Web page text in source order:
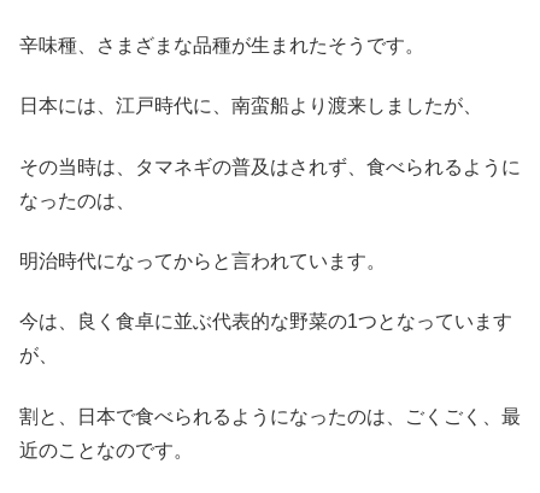
辛味種、さまざまな品種が生まれたそうです。
日本には、江戸時代に、南蛮船より渡来しましたが、
その当時は、タマネギの普及はされず、食べられるように
なったのは、
明治時代になってからと言われています。
今は、良く食卓に並ぶ代表的な野菜の1つとなっています
が、
割と、日本で食べられるようになったのは、ごくごく、最
近のことなのです。